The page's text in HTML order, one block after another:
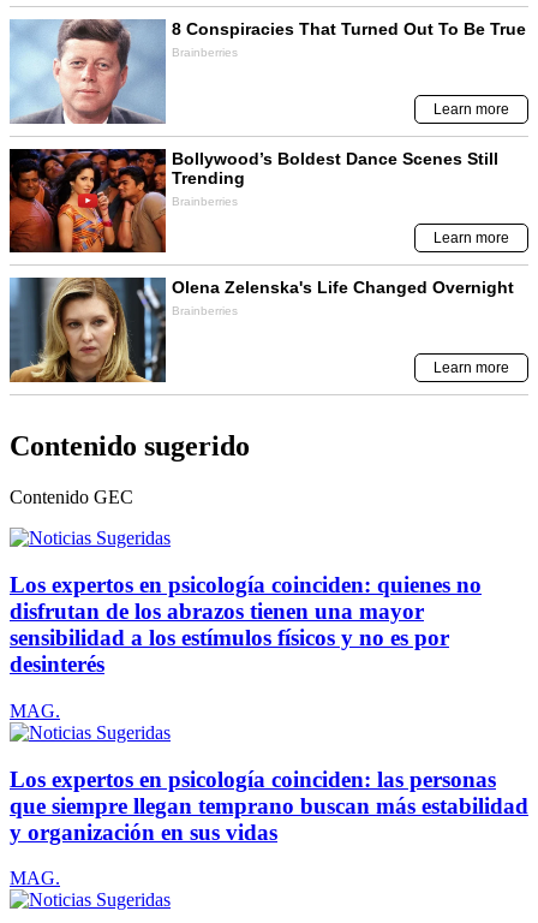
Contenido sugerido
Contenido GEC
Los expertos en psicología coinciden: quienes no
disfrutan de los abrazos tienen una mayor
sensibilidad a los estímulos físicos y no es por
desinterés
MAG.
Los expertos en psicología coinciden: las personas
que siempre llegan temprano buscan más estabilidad
y organización en sus vidas
MAG.